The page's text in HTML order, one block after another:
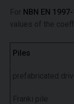
For NBN EN
values of the
Piles
prefabricated
Franki pile